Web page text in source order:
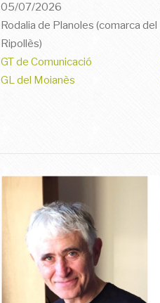
05/07/2026
Rodalia de Planoles (comarca del
Ripollès)
GT de Comunicació
GL del Moianès